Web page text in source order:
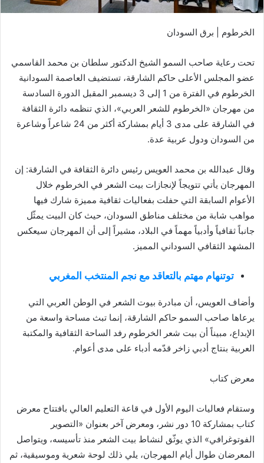
الخرطوم | برق السودان
تحت رعاية صاحب السمو الشيخ الدكتور سلطان بن محمد القاسمي
عضو المجلس الأعلى حاكم الشارقة، تستضيف العاصمة السودانية
الخرطوم في الفترة من 1 إلى 3 ديسمبر المقبل الدورة السادسة
من مهرجان «الخرطوم للشعر العربي»، الذي تنظمه دائرة الثقافة
في الشارقة على مدى 3 أيام بمشاركة أكثر من 24 شاعراً وشاعرة
من السودان ودول عربية عدة.
وقال عبدالله بن محمد العويس رئيس دائرة الثقافة في الشارقة: إن
المهرجان يأتي تتويجاً لإنجازات بيت الشعر في الخرطوم خلال
الأعوام السابقة التي حفلت بفعاليات ثقافية مميزة شارك فيها
مواهب شابة من مختلف مناطق السودان، حيث كان البيت يمثّل
جانباً ثقافياً وأدبياً مهماً في البلاد، مشيراً إلى أن المهرجان سيعكس
المشهد الثقافي السوداني المميز.
توتنهام مهتم بالتعاقد مع نجم المنتخب المغربي
وأضاف العويس، أن مبادرة بيوت الشعر في الوطن العربي التي
يرعاها صاحب السمو حاكم الشارقة، إنما تبث مساحة واسعة من
الإبداع، مبيناً أن بيت شعر الخرطوم رفد الساحة الثقافية والمكتبة
العربية بنتاج أدبي زاخر قدّمه أدباء على مدى أعوام.
معرض كتاب
وستقام فعاليات اليوم الأول في قاعة التعليم العالي بافتتاح معرض
كتاب بمشاركة 10 دور نشر، ومعرض آخر بعنوان «التصوير
الفوتوغرافي» الذي يوثّق لنشاط بيت الشعر منذ تأسيسه، ويتواصل
المعرضان طوال أيام المهرجان، يلي ذلك لوحة شعرية وموسيقية، ثم